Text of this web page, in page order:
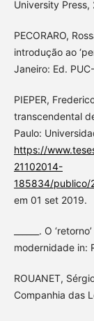
University
PECORARO,
introdução ao
Janeiro: Ed.
PIEPER,
transcendental
Paulo:
https://
21102014-
185834/publico/
em 01 set 2019.
______. O
modernidade in:
ROUANET,
Companhia das